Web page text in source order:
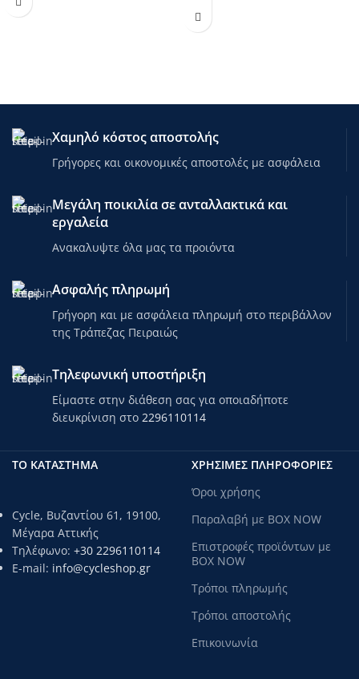
Χαμηλό κόστος αποστολής
Γρήγορες και οικονομικές αποστολές με ασφάλεια
Μεγάλη ποικιλία σε ανταλλακτικά και
εργαλεία
Ανακαλυψτε όλα μας τα προιόντα
Ασφαλής πληρωμή
Γρήγορη και με ασφάλεια πληρωμή στο περιβάλλον
της Τράπεζας Πειραιώς
Τηλεφωνική υποστήριξη
Είμαστε στην διάθεση σας για οποιαδήποτε
διευκρίνιση στο 2296110114
ΤΟ ΚΑΤΑΣΤΗΜΑ
Cycle, Βυζαντίου 61, 19100,
Μέγαρα Αττικής
Τηλέφωνο: +30 2296110114
E-mail: info@cycleshop.gr
ΧΡΗΣΙΜΕΣ ΠΛΗΡΟΦΟΡΙΕΣ
Όροι χρήσης
Παραλαβή με BOX NOW
Επιστροφές προϊόντων με
BOX NOW
Τρόποι πληρωμής
Τρόποι αποστολής
Επικοινωνία